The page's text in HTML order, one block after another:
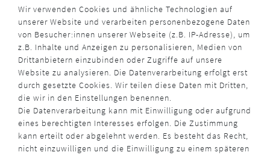
ZAHLUNGSARTEN
VERSANDART
Wir verwenden Cookies und ähnliche Technologien auf
unserer Website und verarbeiten personenbezogene Daten
von Besucher:innen unserer Webseite (z.B. IP-Adresse), um
z.B. Inhalte und Anzeigen zu personalisieren, Medien von
Drittanbietern einzubinden oder Zugriffe auf unsere
Website zu analysieren. Die Datenverarbeitung erfolgt erst
durch gesetzte Cookies. Wir teilen diese Daten mit Dritten,
die wir in den Einstellungen benennen.
Die Datenverarbeitung kann mit Einwilligung oder aufgrund
eines berechtigten Interesses erfolgen. Die Zustimmung
kann erteilt oder abgelehnt werden. Es besteht das Recht,
nicht einzuwilligen und die Einwilligung zu einem späteren